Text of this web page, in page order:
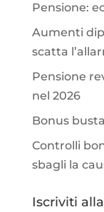
Pensione:
Aumenti
scatta
Pensione
nel 2026
Bonus
Controlli
sbagli la
Iscriviti